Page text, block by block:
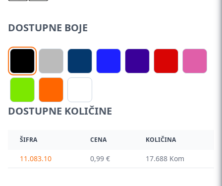
DOSTUPNE BOJE
DOSTUPNE KOLIČINE
ŠIFRA CENA KOLIČINA
11.083.10 0,99 € 17.688 Kom